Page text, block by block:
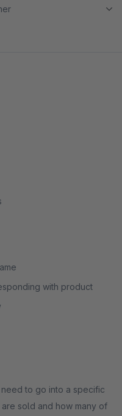
with product
to go into a specific
sold and how many of